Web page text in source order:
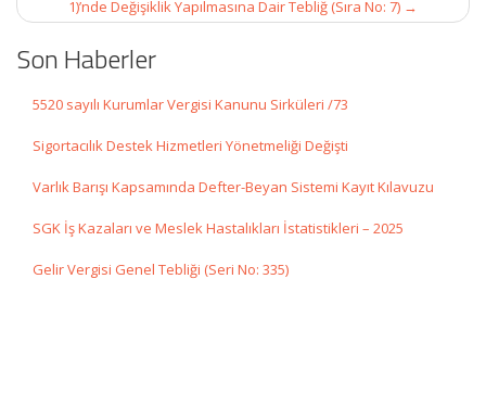
1)’nde Değişiklik Yapılmasına Dair Tebliğ (Sıra No: 7) →
Son Haberler
5520 sayılı Kurumlar Vergisi Kanunu Sirküleri /73
Sigortacılık Destek Hizmetleri Yönetmeliği Değişti
Varlık Barışı Kapsamında Defter-Beyan Sistemi Kayıt Kılavuzu
SGK İş Kazaları ve Meslek Hastalıkları İstatistikleri – 2025
Gelir Vergisi Genel Tebliği (Seri No: 335)